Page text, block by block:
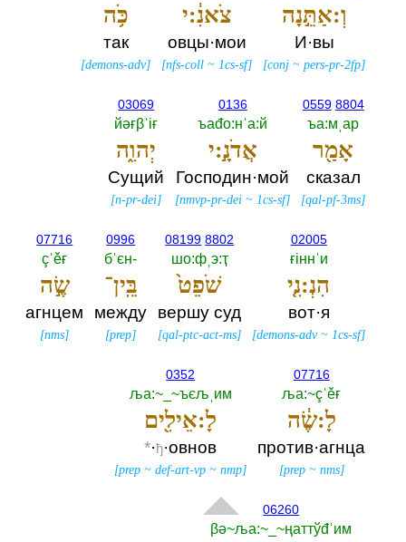
וְ:אַתֵּ֣נָה
И·вы
[conj ~pers-pr-2fp]
צֹאנִ֔:י
овцы·мои
[nfs-coll ~1cs-sf]
כֹּ֥ה
так
[demons-adv]
0559 8804
ъа:мˌар
אָמַ֖ר
сказал
[qal-pf-3ms]
0136
ъаđо:нˈа:й
אֲדֹנָ֣:י
Господин·мой
[nmvp-pr-dei ~1cs-sf]
03069
йәғβˈiғ
יְהוִ֑ה
Сущий
[n-pr-dei]
02005
ғiннˈи
הִנְ:נִ֤י
вот·я
[demons-adv~1cs-sf]
08199 8802
шо:фˌэ:ҭ
שֹׁפֵט֙
вершу суд
[qal-ptc-act-ms]
0996
бˈєн-‎
בֵּֽין־
между
[prep]
07716
çˈěғ
שֶׂ֣ה
агнцем
[nms]
07716
ља:~çˈěғ
לָ:שֶׂ֔ה
против·агнца
[prep~ nms]
0352
ља:~_~ъєљˌим
לָ:אֵילִ֖ים
*·ђ·овнов
[prep ~def-art-vp ~nmp]
06260
βә~ља:~_~ңаттўđˈим